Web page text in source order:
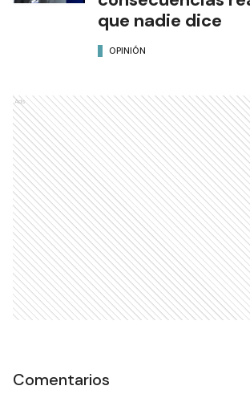
que nadie dice
OPINIÓN
Ads
Comentarios